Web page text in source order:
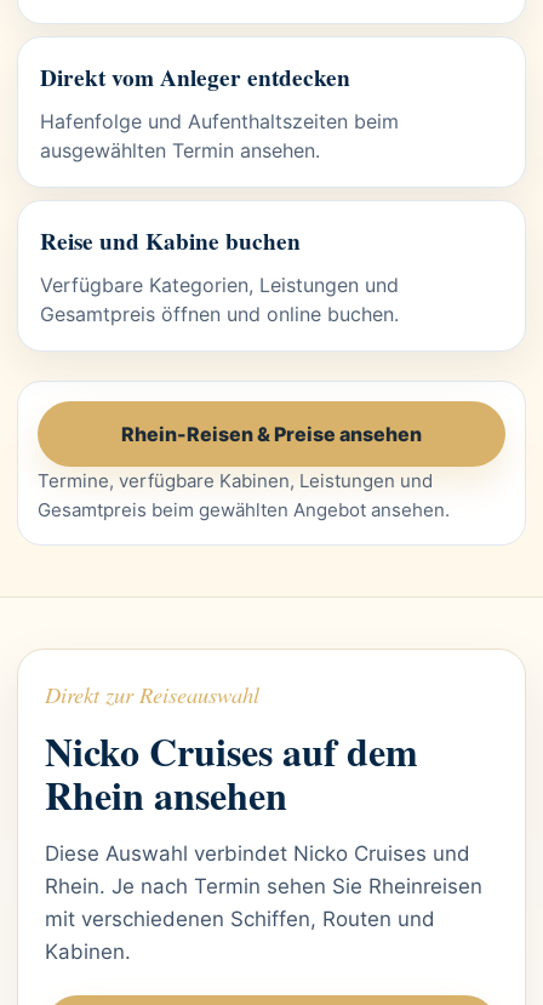
Direkt vom Anleger entdecken
Hafenfolge und Aufenthaltszeiten beim
ausgewählten Termin ansehen.
Reise und Kabine buchen
Verfügbare Kategorien, Leistungen und
Gesamtpreis öffnen und online buchen.
Rhein-Reisen & Preise ansehen
Termine, verfügbare Kabinen, Leistungen und
Gesamtpreis beim gewählten Angebot ansehen.
Direkt zur Reiseauswahl
Nicko Cruises auf dem
Rhein ansehen
Diese Auswahl verbindet Nicko Cruises und
Rhein. Je nach Termin sehen Sie Rheinreisen
mit verschiedenen Schiffen, Routen und
Kabinen.